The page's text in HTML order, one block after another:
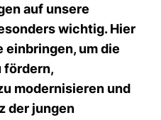
auf unsere
wichtig. Hier
einbringen, um die
fördern,
modernisieren und
der jungen